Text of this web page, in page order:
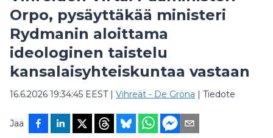
Orpo, pysäyttäkää ministeri
Rydmanin aloittama
ideologinen taistelu
kansalaisyhteiskuntaa vastaan
16.6.2026 19:34:45 EEST| Vihreät - De Gröna | Tiedote
Jaa